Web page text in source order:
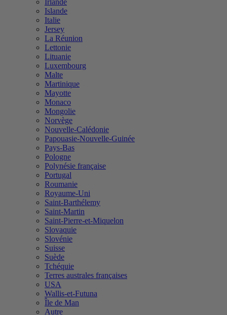
Irlande
Islande
Italie
Jersey
La Réunion
Lettonie
Lituanie
Luxembourg
Malte
Martinique
Mayotte
Monaco
Mongolie
Norvège
Nouvelle-Calédonie
Papouasie-Nouvelle-Guinée
Pays-Bas
Pologne
Polynésie française
Portugal
Roumanie
Royaume-Uni
Saint-Barthélemy
Saint-Martin
Saint-Pierre-et-Miquelon
Slovaquie
Slovénie
Suisse
Suède
Tchéquie
Terres australes françaises
USA
Wallis-et-Futuna
Île de Man
Autre